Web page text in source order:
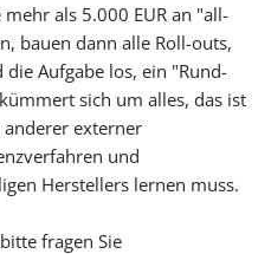
als 5.000 EUR an "all-
bauen dann alle Roll-outs,
Aufgabe los, ein "Rund-
sich um alles, das ist
externer
und
Herstellers lernen muss.
fragen Sie